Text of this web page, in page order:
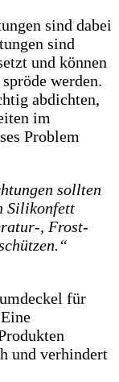
sind dabei
sind
und können
werden.
abdichten,
im
Problem
sollten
Silikonfett
, Frost-
für
und verhindert